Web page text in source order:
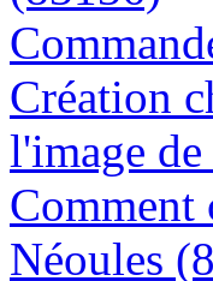
Création
l'image
Comment
Néoules